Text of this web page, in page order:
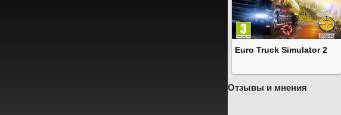
Euro Truck Simulator 2
Отзывы и мнения